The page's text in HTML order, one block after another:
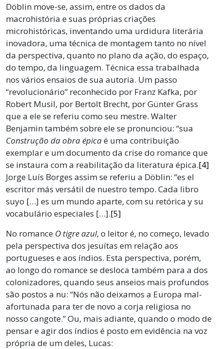
Döblin move-se, assim, entre os dados da
macrohistória e suas próprias criações
microhistóricas, inventando uma urdidura literária
inovadora, uma técnica de montagem tanto no nível
da perspectiva, quanto no plano da ação, do espaço,
do tempo, da linguagem. Técnica essa trabalhada
nos vários ensaios de sua autoria. Um passo
“revolucionário” reconhecido por Franz Kafka, por
Robert Musil, por Bertolt Brecht, por Günter Grass
que a ele se referiu como seu mestre. Walter
Benjamin também sobre ele se pronunciou: “sua
Construção da obra épicaé uma contribuição
exemplar e um documento da crise do romance que
se instaura com a reabilitação da literatura épica.[4]
Jorge Luís Borges assim se referiu a Döblin: “es el
escritor más versátil de nuestro tempo. Cada libro
suyo […] es um mundo aparte, com su retórica y su
vocabulário especiales […].[5]
No romance O tigre azul, o leitor é, no começo, levado
pela perspectiva dos jesuítas em relação aos
portugueses e aos índios. Esta perspectiva, porém,
ao longo do romance se desloca também para a dos
colonizadores, quando seus anseios mais profundos
são postos a nu: “Nós não deixamos a Europa mal-
afortunada para ter de novo a corja religiosa no
nosso cangote.” Ou, mais adiante, quando o modo de
pensar e agir dos índios é posto em evidência na voz
própria de um deles, Lucas: